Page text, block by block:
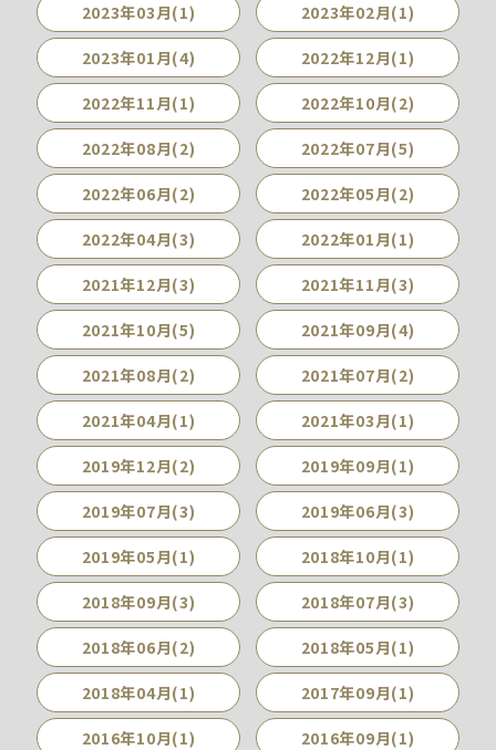
2023年03月(1) 2023年02月(1)
2023年01月(4) 2022年12月(1)
2022年11月(1) 2022年10月(2)
2022年08月(2) 2022年07月(5)
2022年06月(2) 2022年05月(2)
2022年04月(3) 2022年01月(1)
2021年12月(3) 2021年11月(3)
2021年10月(5) 2021年09月(4)
2021年08月(2) 2021年07月(2)
2021年04月(1) 2021年03月(1)
2019年12月(2) 2019年09月(1)
2019年07月(3) 2019年06月(3)
2019年05月(1) 2018年10月(1)
2018年09月(3) 2018年07月(3)
2018年06月(2) 2018年05月(1)
2018年04月(1) 2017年09月(1)
2016年10月(1) 2016年09月(1)